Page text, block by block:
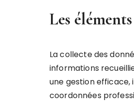
Les
La collecte des
informations
une gestion efficace,
coordonnées